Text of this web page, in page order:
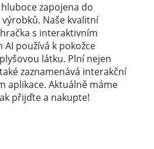
zapojena do
Naše kvalitní
s interaktivním
používá k pokožce
látku. Plní nejen
zaznamenává interakční
aplikace. Aktuálně máme
přijďte a nakupte!